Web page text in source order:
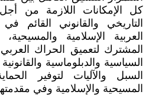
كل الإمكانات اللازمة من
التاريخي والقانوني القائم
العربية الإسلامية
المشترك لتعميق الحراك
السياسية والدبلوماسية
السبل والآليات لتوفير
المسيحية والإسلامية وفي